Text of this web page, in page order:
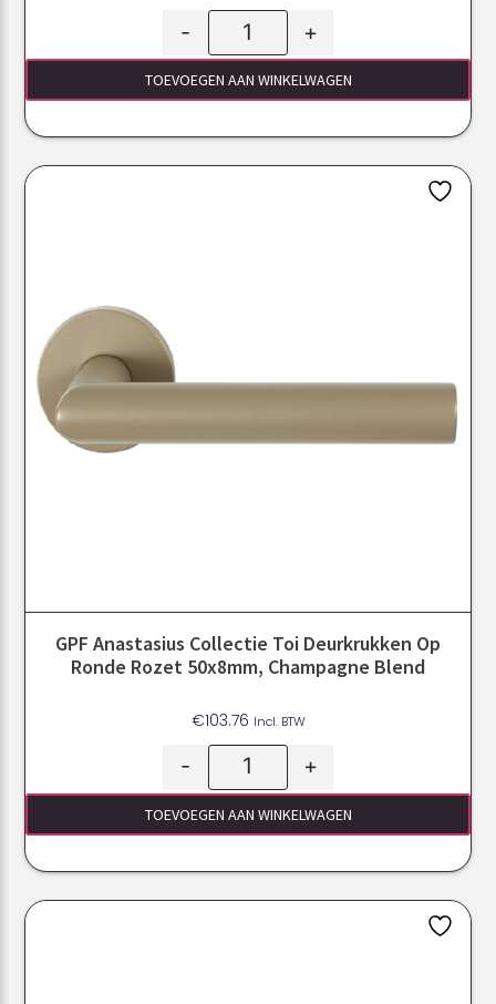
- +
TOEVOEGEN AAN WINKELWAGEN
GPF Anastasius Collectie Toi Deurkrukken Op
Ronde Rozet 50x8mm, Champagne Blend
€103.76 Incl. BTW
- +
TOEVOEGEN AAN WINKELWAGEN